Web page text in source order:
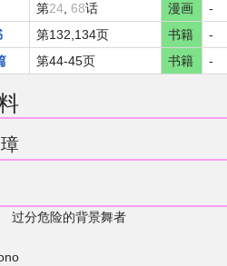
第24, 68话 漫画 -
第132,134页 书籍 -
第44-45页 书籍 -
分危险的背景舞者